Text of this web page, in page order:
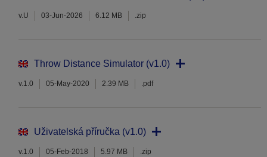
v.U 03-Jun-2026 6.12 MB .zip
Throw Distance Simulator (v1.0)
v.1.0 05-May-2020 2.39 MB .pdf
Uživatelská příručka (v1.0)
v.1.0 05-Feb-2018 5.97 MB .zip